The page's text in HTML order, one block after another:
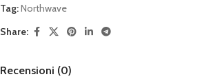
Tag:Northwave
Share:
Recensioni (0)